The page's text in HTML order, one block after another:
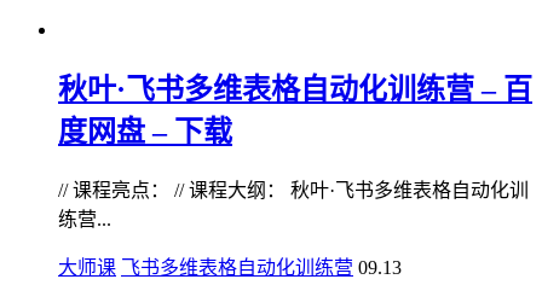
秋叶·飞书多维表格自动化训练营 – 百
度网盘 – 下载
// 课程亮点： // 课程大纲： 秋叶·飞书多维表格自动化训
练营...
大师课 飞书多维表格自动化训练营 09.13